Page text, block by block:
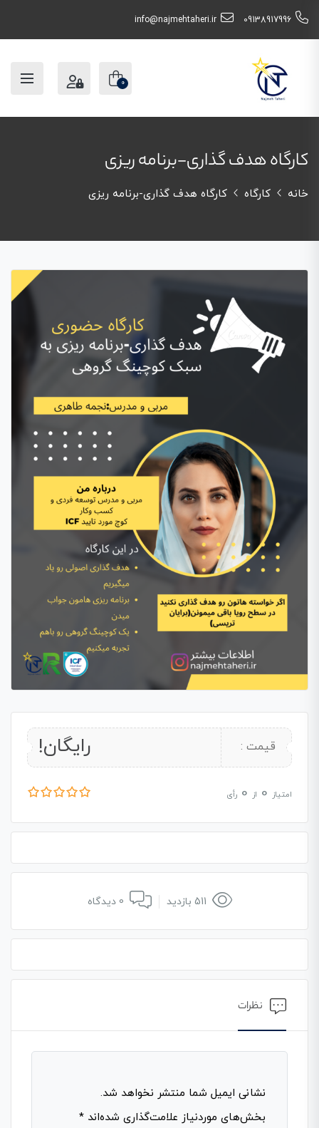
09138917996
info@najmehtaheri.ir
0
کارگاه هدف گذاری-برنامه ریزی
خانه کارگاه کارگاه هدف گذاری-برنامه ریزی
قیمت : رایگان!
امتیاز 0 از 0 رأی
نظرات
نشانی ایمیل شما منتشر نخواهد شد.
بخش‌های موردنیاز علامت‌گذاری شده‌اند *